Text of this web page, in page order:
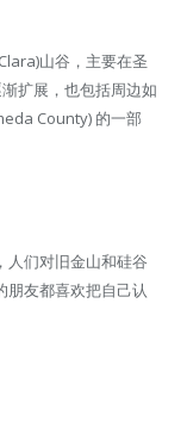
山谷，主要在圣
扩展，也包括周边如
County) 的一部
人们对旧金山和硅谷
朋友都喜欢把自己认